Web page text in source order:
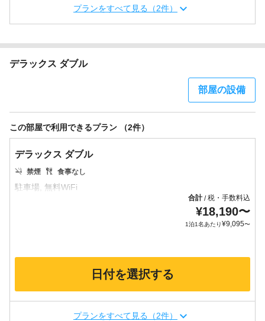
プランをすべて見る（2件）
デラックス ダブル
部屋の設備
この部屋で利用できるプラン （2件）
デラックス ダブル
禁煙 食事なし
合計/税・手数料込
¥18,190〜
1泊1名あたり¥9,095〜
日付を選択する
プランをすべて見る（2件）